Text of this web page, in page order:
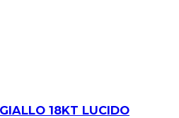
18KT LUCIDO